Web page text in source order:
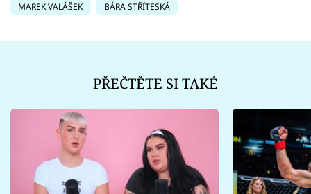
MAREK VALÁŠEK
BÁRA STŘÍTESKÁ
PŘEČTĚTE SI TAKÉ